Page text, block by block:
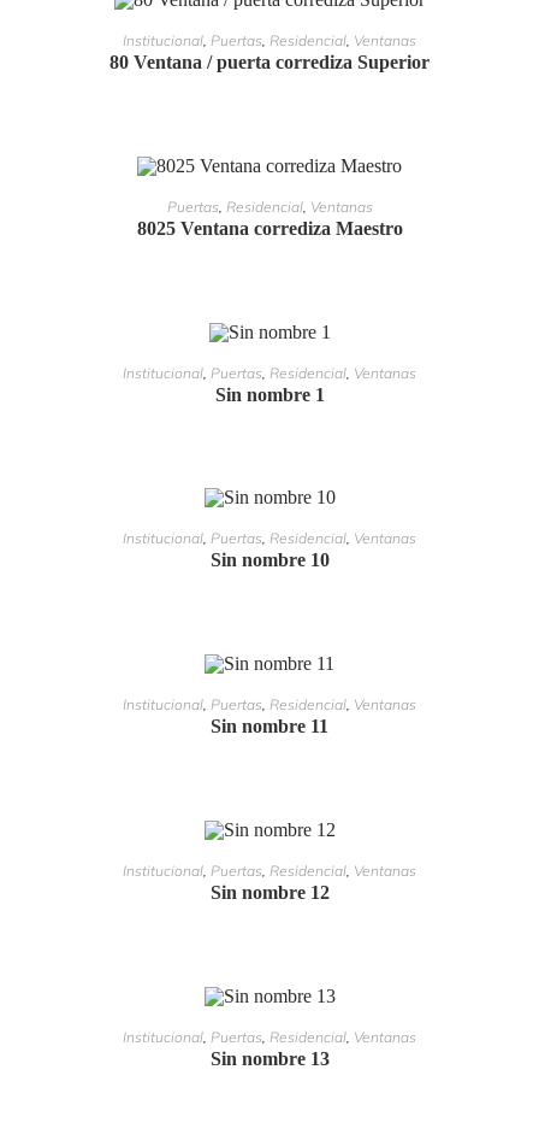
LEER MÁS
Institucional Puertas Residencial Ventanas
80 Ventana / puerta corrediza Superior
LEER MÁS
Puertas Residencial, Ventanas
8025 Ventana corrediza Maestro
LEER MÁS
Institucional Puertas Residencial Ventanas
Sin nombre 1
LEER MÁS
Institucional, Puertas, Residencial, Ventanas
Sin nombre 10
LEER MÁS
Institucional, Puertas, Residencial, Ventanas
Sin nombre 11
LEER MÁS
Institucional, Puertas, Residencial, Ventanas
Sin nombre 12
LEER MÁS
Institucional Puertas Residencial Ventanas
Sin nombre 13